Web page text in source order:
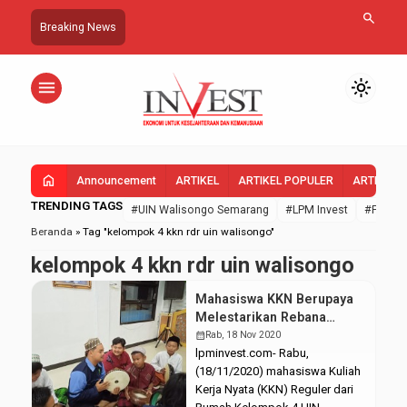
Breaking News search
menu light_mode
home Announcement ARTIKEL ARTIKEL POPULER ARTIKEL
TRENDING TAGS #UIN Walisongo Semarang #LPM Invest
#FEBI
Beranda » Tag "kelompok 4 kkn rdr uin walisongo"
kelompok 4 kkn rdr uin walisongo
Mahasiswa KKN Berupaya
Melestarikan Rebana
sebagai Media Dakwah
Cinta Rosul
calendar_monthRab, 18 Nov 2020
lpminvest.com- Rabu,
(18/11/2020) mahasiswa Kuliah
Kerja Nyata (KKN) Reguler dari